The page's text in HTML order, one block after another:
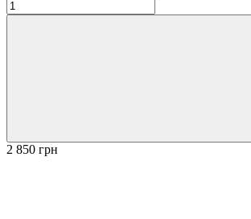
2 850 грн